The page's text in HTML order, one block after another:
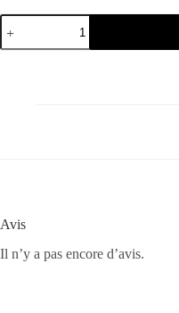
Avis
Il n’y a pas encore d’avis.